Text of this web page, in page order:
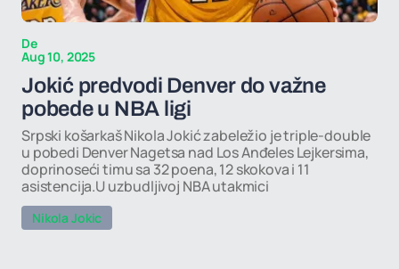
De
Aug 10, 2025
Jokić predvodi Denver do važne
pobede u NBA ligi
Srpski košarkaš Nikola Jokić zabeležio je triple-double
u pobedi Denver Nagetsa nad Los Anđeles Lejkersima,
doprinoseći timu sa 32 poena, 12 skokova i 11
asistencija.U uzbudljivoj NBA utakmici
Nikola Jokic